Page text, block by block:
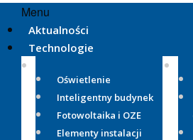
Menu
Aktualności
Technologie
Oświetlenie
Inteligentny budynek
Fotowoltaika i OZE
Elementy instalacji